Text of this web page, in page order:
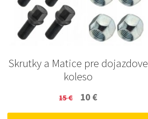
Skrutky a Matice pre dojazdove
koleso
15€
Original
price
10 €
price